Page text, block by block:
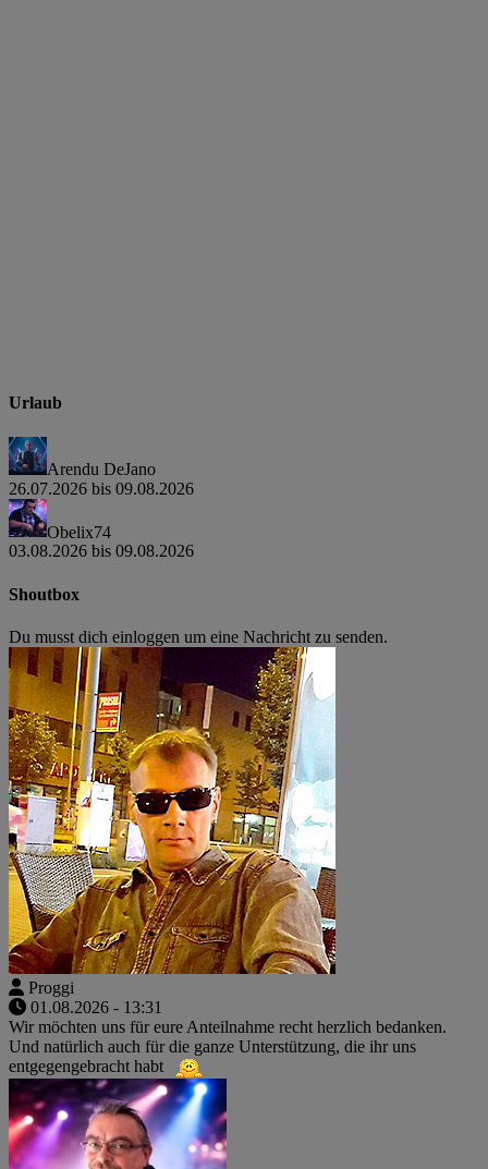
Urlaub
Arendu DeJano
26.07.2026 bis 09.08.2026
Obelix74
03.08.2026 bis 09.08.2026
Shoutbox
Du musst dich einloggen um eine Nachricht zu senden.
Proggi
01.08.2026 - 13:31
Wir möchten uns für eure Anteilnahme recht herzlich bedanken.
Und natürlich auch für die ganze Unterstützung, die ihr uns
entgegengebracht habt